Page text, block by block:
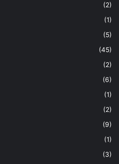
(2)
(1)
(5)
(45)
(2)
(6)
(1)
(2)
(9)
(1)
(3)